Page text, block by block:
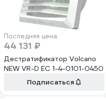
Последняя цена
44 131 ₽
Дестратификатор Volcano
NEW VR-D EC 1-4-0101-0450
Подписаться